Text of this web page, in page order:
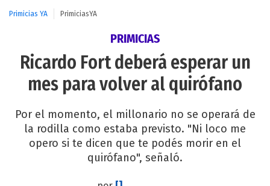
Primicias YA PrimiciasYA
PRIMICIAS
Ricardo Fort deberá esperar un
mes para volver al quirófano
Por el momento, el millonario no se operará de
la rodilla como estaba previsto. "Ni loco me
opero si te dicen que te podés morir en el
quirófano", señaló.